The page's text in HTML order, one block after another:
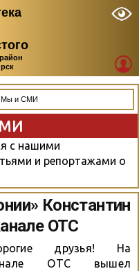
Мы и СМИ
с нашими
и репортажами о
Константин
ОТС
друзья! На
ОТС вышел